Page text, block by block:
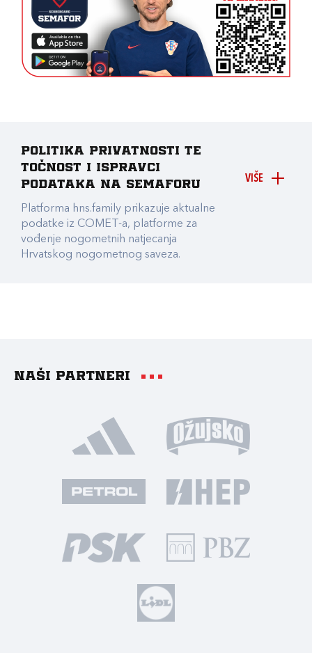
VIŠE
Politika privatnosti te
točnost i ispravci
podataka na Semaforu
Platforma hns.family prikazuje aktualne
podatke iz COMET-a, platforme za
vođenje nogometnih natjecanja
Hrvatskog nogometnog saveza.
Naši partneri